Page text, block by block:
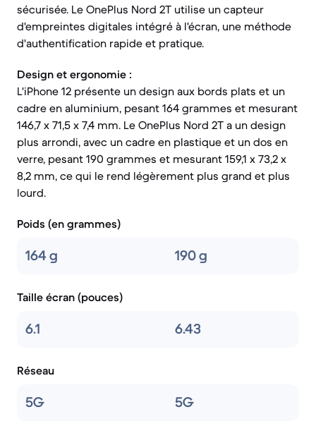
sécurisée. Le OnePlus Nord 2T utilise un capteur
d'empreintes digitales intégré à l'écran, une méthode
d'authentification rapide et pratique.
Design et ergonomie :
L'iPhone 12 présente un design aux bords plats et un
cadre en aluminium, pesant 164 grammes et mesurant
146,7 x 71,5 x 7,4 mm. Le OnePlus Nord 2T a un design
plus arrondi, avec un cadre en plastique et un dos en
verre, pesant 190 grammes et mesurant 159,1 x 73,2 x
8,2 mm, ce qui le rend légèrement plus grand et plus
lourd.
Poids (en grammes)
164 g 190 g
Taille écran (pouces)
6.1 6.43
Réseau
5G 5G